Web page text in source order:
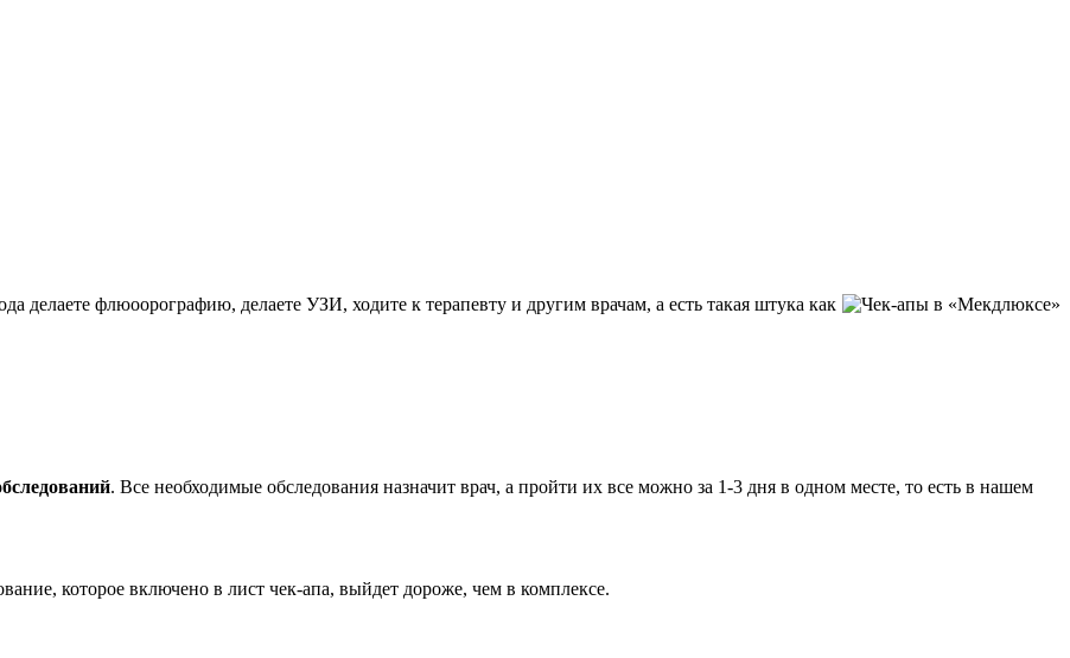
делаете флюоорографию, делаете УЗИ, ходите к терапевту и другим врачам, а есть такая штука как
. Все необходимые обследования назначит врач, а пройти их все можно за 1-3 дня в одном месте, то есть в нашем
которое включено в лист чек-апа, выйдет дороже, чем в комплексе.